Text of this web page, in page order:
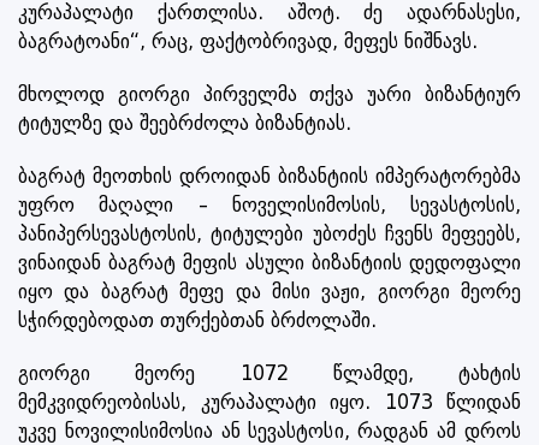
კურაპალატი ქართლისა. აშოტ. ძე ადარნასესი,
ბაგრატოანი“, რაც, ფაქტობრივად, მეფეს ნიშნავს.
მხოლოდ გიორგი პირველმა თქვა უარი ბიზანტიურ
ტიტულზე და შეებრძოლა ბიზანტიას.
ბაგრატ მეოთხის დროიდან ბიზანტიის იმპერატორებმა
უფრო მაღალი – ნოველისიმოსის, სევასტოსის,
პანიპერსევასტოსის, ტიტულები უბოძეს ჩვენს მეფეებს,
ვინაიდან ბაგრატ მეფის ასული ბიზანტიის დედოფალი
იყო და ბაგრატ მეფე და მისი ვაჟი, გიორგი მეორე
სჭირდებოდათ თურქებთან ბრძოლაში.
გიორგი მეორე 1072 წლამდე, ტახტის
მემკვიდრეობისას, კურაპალატი იყო. 1073 წლიდან
უკვე ნოვილისიმოსია ან სევასტოსი, რადგან ამ დროს